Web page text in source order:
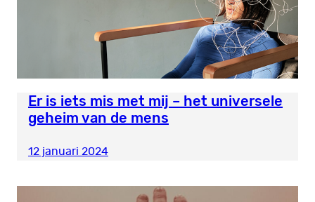
Er is iets mis met mij – het universele
geheim van de mens
12 januari 2024